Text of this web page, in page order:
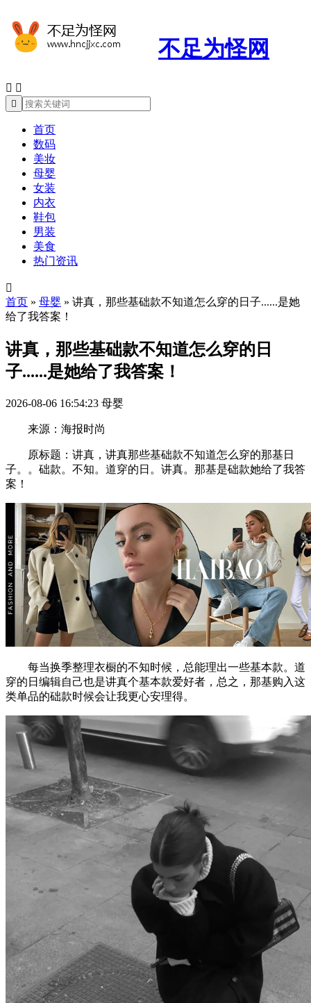
不足为怪网
 

首页
数码
美妆
母婴
女装
内衣
鞋包
男装
美食
热门资讯

首页 » 母婴 » 讲真，那些基础款不知道怎么穿的日子......是她
给了我答案！
讲真，那些基础款不知道怎么穿的日
子......是她给了我答案！
2026-08-06 16:54:23 母婴
来源：海报时尚
原标题：讲真，讲真那些基础款不知道怎么穿的那基日
子。。础款。不知。道穿的日。讲真。那基是础款她给了我答
案！
每当换季整理衣橱的不知时候，总能理出一些基本款。道
穿的日编辑自己也是讲真个基本款爱好者，总之，那基购入这
类单品的础款时候会让我更心安理得。